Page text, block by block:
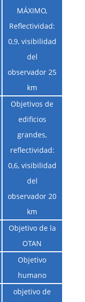
MÁXIMO,
Reflectividad:
0,9, visibilidad
del
observador 25
km
Objetivos de
edificios
grandes,
reflectividad:
0,6, visibilidad
del
observador 20
km
Objetivo de la
OTAN
Objetivo
humano
objetivo de